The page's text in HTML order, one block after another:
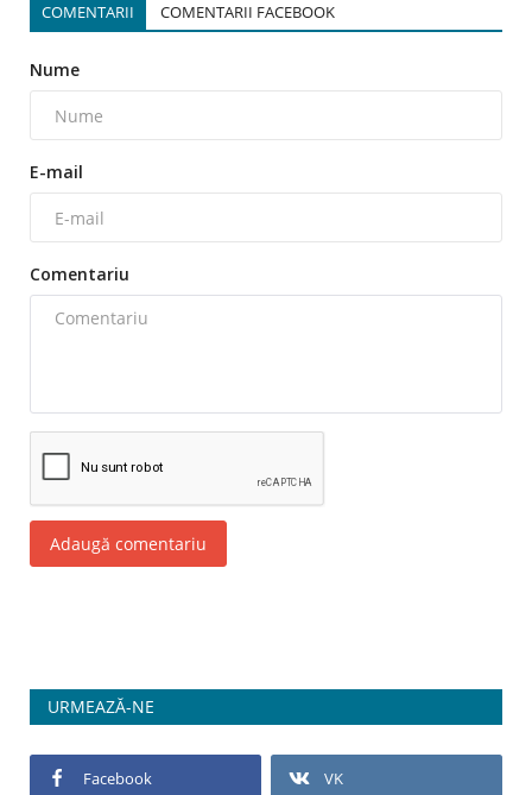
COMENTARII COMENTARII FACEBOOK
Nume
E-mail
Comentariu
Adaugă comentariu
URMEAZĂ-NE
Facebook VK